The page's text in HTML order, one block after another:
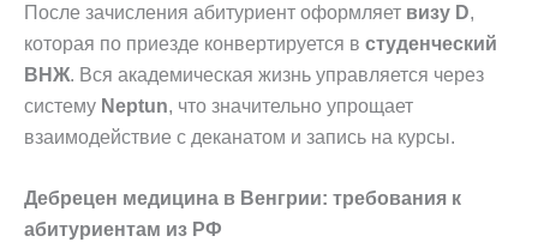
После зачисления абитуриент оформляет визу D,
которая по приезде конвертируется в студенческий
ВНЖ. Вся академическая жизнь управляется через
систему Neptun, что значительно упрощает
взаимодействие с деканатом и запись на курсы.
Дебрецен медицина в Венгрии: требования к
абитуриентам из РФ